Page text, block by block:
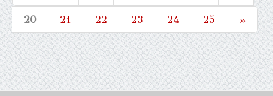
20
21 22 23 24 25 »